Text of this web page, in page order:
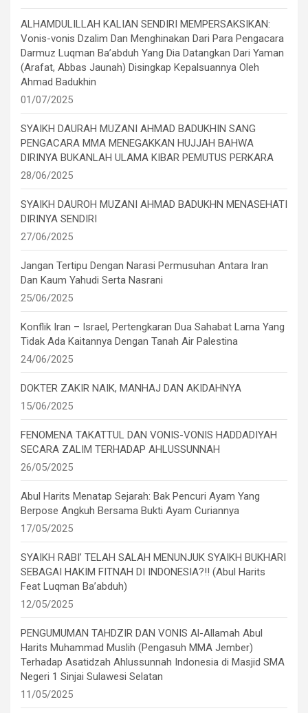
ALHAMDULILLAH KALIAN SENDIRI MEMPERSAKSIKAN:
Vonis-vonis Dzalim Dan Menghinakan Dari Para Pengacara
Darmuz Luqman Ba’abduh Yang Dia Datangkan Dari Yaman
(Arafat, Abbas Jaunah) Disingkap Kepalsuannya Oleh
Ahmad Badukhin
01/07/2025
SYAIKH DAURAH MUZANI AHMAD BADUKHIN SANG
PENGACARA MMA MENEGAKKAN HUJJAH BAHWA
DIRINYA BUKANLAH ULAMA KIBAR PEMUTUS PERKARA
28/06/2025
SYAIKH DAUROH MUZANI AHMAD BADUKHN MENASEHATI
DIRINYA SENDIRI
27/06/2025
Jangan Tertipu Dengan Narasi Permusuhan Antara Iran
Dan Kaum Yahudi Serta Nasrani
25/06/2025
Konflik Iran – Israel, Pertengkaran Dua Sahabat Lama Yang
Tidak Ada Kaitannya Dengan Tanah Air Palestina
24/06/2025
DOKTER ZAKIR NAIK, MANHAJ DAN AKIDAHNYA
15/06/2025
FENOMENA TAKATTUL DAN VONIS-VONIS HADDADIYAH
SECARA ZALIM TERHADAP AHLUSSUNNAH
26/05/2025
Abul Harits Menatap Sejarah: Bak Pencuri Ayam Yang
Berpose Angkuh Bersama Bukti Ayam Curiannya
17/05/2025
SYAIKH RABI’ TELAH SALAH MENUNJUK SYAIKH BUKHARI
SEBAGAI HAKIM FITNAH DI INDONESIA?!! (Abul Harits
Feat Luqman Ba’abduh)
12/05/2025
PENGUMUMAN TAHDZIR DAN VONIS Al-Allamah Abul
Harits Muhammad Muslih (Pengasuh MMA Jember)
Terhadap Asatidzah Ahlussunnah Indonesia di Masjid SMA
Negeri 1 Sinjai Sulawesi Selatan
11/05/2025